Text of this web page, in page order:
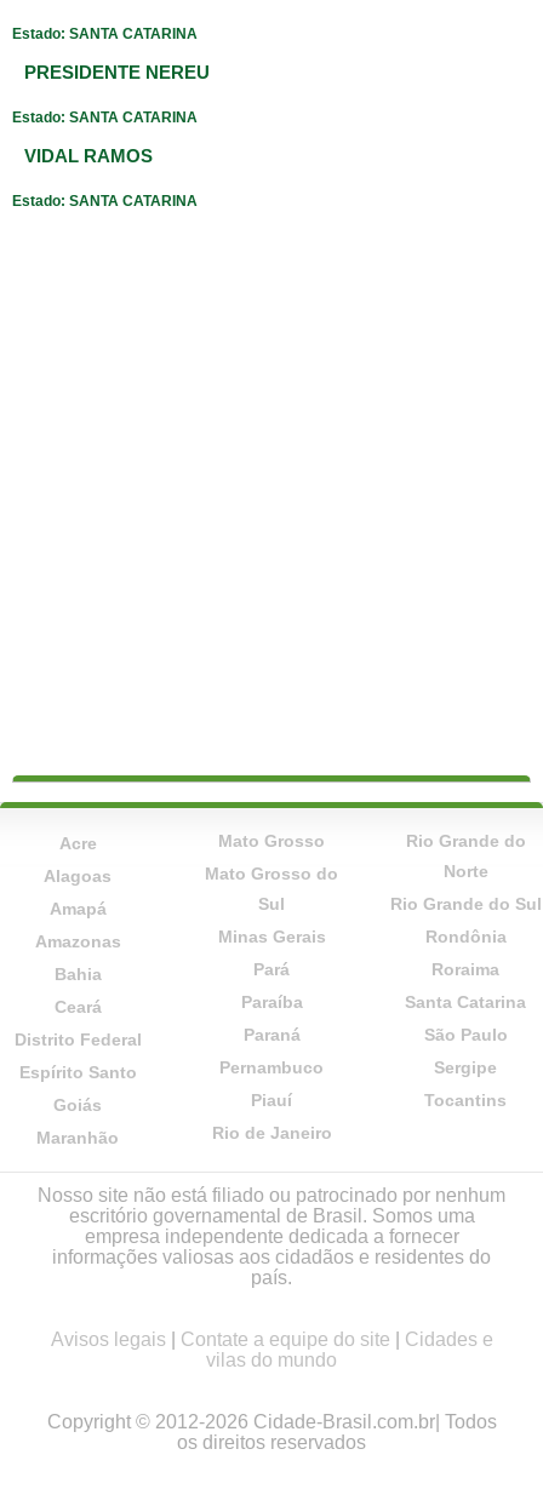
Estado: SANTA CATARINA
PRESIDENTE NEREU
Estado: SANTA CATARINA
VIDAL RAMOS
Estado: SANTA CATARINA
Acre
Alagoas
Amapá
Amazonas
Bahia
Ceará
Distrito Federal
Espírito Santo
Goiás
Maranhão
Mato Grosso
Mato Grosso do
Sul
Minas Gerais
Pará
Paraíba
Paraná
Pernambuco
Piauí
Rio de Janeiro
Rio Grande do
Norte
Rio Grande do Sul
Rondônia
Roraima
Santa Catarina
São Paulo
Sergipe
Tocantins
Nosso site não está filiado ou patrocinado por nenhum
escritório governamental de Brasil. Somos uma
empresa independente dedicada a fornecer
informações valiosas aos cidadãos e residentes do
país.
Avisos legais Contate a equipe do site
Cidades e
vilas do mundo
Copyright © 2012-2026 Cidade-Brasil.com.br| Todos
os direitos reservados